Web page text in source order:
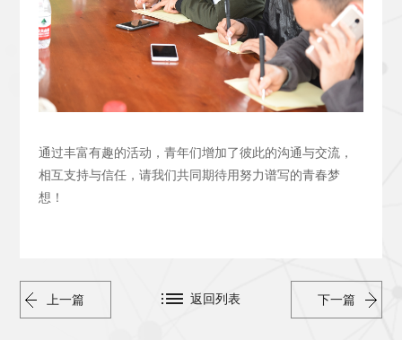
通过丰富有趣的活动，青年们增加了彼此的沟通与交流，
相互支持与信任，请我们共同期待用努力谱写的青春梦
想！
上一篇 下一篇
返回列表